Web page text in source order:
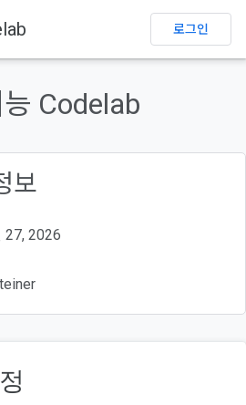
로그인
Codelab
보
27, 2026